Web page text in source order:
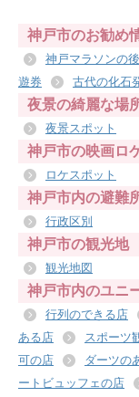
神戸市のお勧め
神戸マラソンの
遊券
古代の化石
夜景の綺麗な場
夜景スポット
神戸市の映画ロ
ロケスポット
神戸市内の避難
行政区別
神戸市の観光地
観光地図
神戸市内のユニ
行列のできる店
ある店
スポーツ
可の店
ダーツの
ートビュッフェの店